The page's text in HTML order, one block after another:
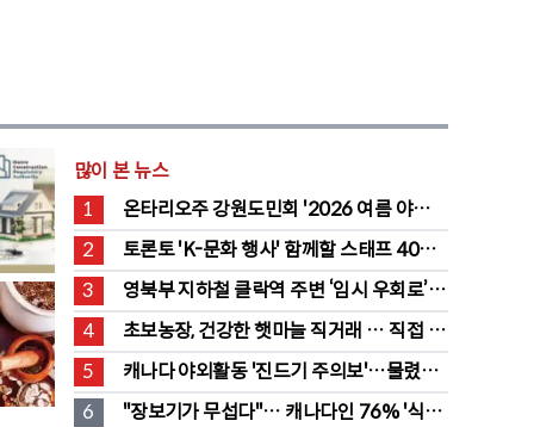
많이 본 뉴스
1
온타리오주 강원도민회 '2026 여름 야유
회' 성료
2
토론토 'K-문화 행사' 함께할 스태프 40명
채용 공고
3
영북부 지하철 클락역 주변 ‘임시 우회로’
전환… “영 스트리트 바뀐다”
4
초보농장, 건강한 햇마늘 직거래 … 직접 만
든 전통 장류도 판매
5
캐나다 야외활동 '진드기 주의보'…물렸을
때 올바른 대처법은?
6
"장보기가 무섭다"… 캐나다인 76% '식료